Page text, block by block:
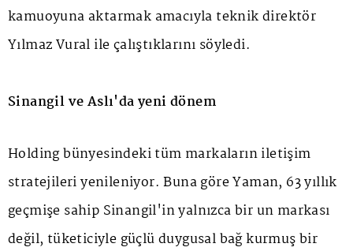
kamuoyuna aktarmak amacıyla teknik direktör
Yılmaz Vural ile çalıştıklarını söyledi.
Sinangil ve Aslı'da yeni dönem
Holding bünyesindeki tüm markaların iletişim
stratejileri yenileniyor. Buna göre Yaman, 63 yıllık
geçmişe sahip Sinangil'in yalnızca bir un markası
değil, tüketiciyle güçlü duygusal bağ kurmuş bir